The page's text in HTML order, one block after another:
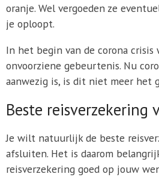
oranje. Wel vergoeden ze
je oploopt.
In het begin van de corona crisis
onvoorziene gebeurtenis. Nu
aanwezig is, is dit niet meer het
Beste reisverzekering
Je wilt natuurlijk de beste
afsluiten. Het is daarom
reisverzekering goed op jouw